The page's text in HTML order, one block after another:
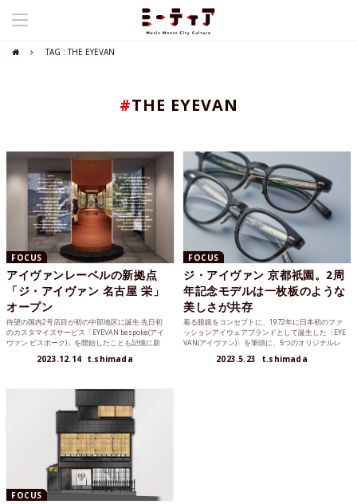
TAG : THE EYEVAN
#THE EYEVAN
FOCUS
アイヴァンレーベルの新拠点
「ジ・アイヴァン 名古屋 栄」
オープン
待望の国内2号店目が初の中部地区に誕生 先日初
のカスタマイズサービス「EYEVAN bespoke(アイ
ヴァン ビスポーク)」を開始したことも記憶に新
2023.12.14 t.shimada
FOCUS
ジ・アイヴァン 京都祇園。2周
年記念モデルは一枚板のような
美しさが共存
着る眼鏡をコンセプトに、1972年に日本初のファ
ッションアイウェアブランドとして誕生した〈EYE
VAN(アイヴァン)〉を筆頭に、5つのオリジナルレ
2023.5.23 t.shimada
FOCUS